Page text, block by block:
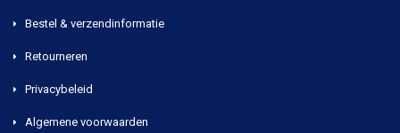
Bestel & verzendinformatie
Retourneren
Privacybeleid
Algemene voorwaarden